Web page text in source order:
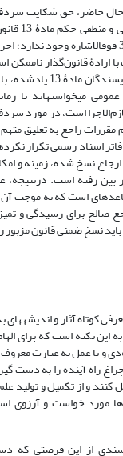
حاضر، حق شکایت
به
نسخ صریح تبصرۀ 3 فوق‏الاشاره وجود
ارادۀ قانون‌گذار نا‏ممکن
قوت می‏گیرد که
عمومی می‏خواسته‏اند تا
است، در مورد
مقررات راجع به تعلیق
اسناد رسمی تکرار
نسخ شده، زمینه و
است که به موجب
برای رسیدگی و
نسخ ضمنی قانون مزبور
کوتاه آثار و
این نکته است که برای
و با عمل به عبارت معروف
راه آینده را به دست
و از تکمیل و تولید
مورد خواست و آرزوی
از این فرصتی که